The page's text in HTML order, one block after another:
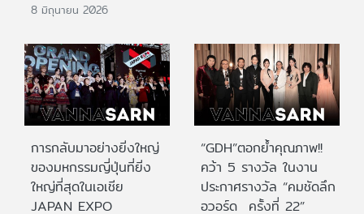
8 มิถุนายน 2026
การกลับมาอย่างยิ่งใหญ่
ของมหกรรมญี่ปุ่นที่ยิ่ง
ใหญ่ที่สุดในเอเชีย
JAPAN EXPO
“GDH”ตอกย้ำคุณภาพ!!
คว้า 5 รางวัล ในงาน
ประกาศรางวัล “คมชัดลึก
อวอร์ด ครั้งที่ 22”